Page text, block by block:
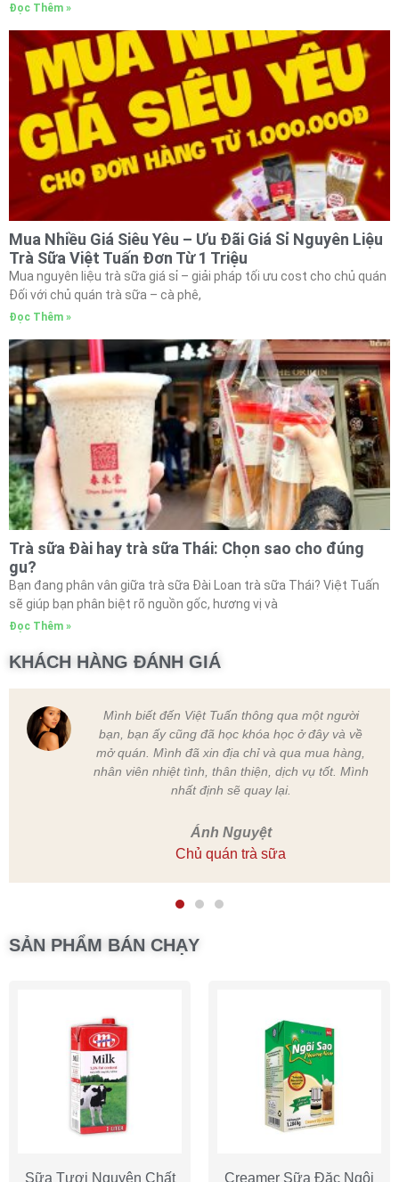
Đọc Thêm »
Mua Nhiều Giá Siêu Yêu – Ưu Đãi Giá Sỉ Nguyên Liệu
Trà Sữa Việt Tuấn Đơn Từ 1 Triệu
Mua nguyên liệu trà sữa giá sỉ – giải pháp tối ưu cost cho chủ quán
Đối với chủ quán trà sữa – cà phê,
Đọc Thêm »
Trà sữa Đài hay trà sữa Thái: Chọn sao cho đúng
gu?
Bạn đang phân vân giữa trà sữa Đài Loan trà sữa Thái? Việt Tuấn
sẽ giúp bạn phân biệt rõ nguồn gốc, hương vị và
Đọc Thêm »
KHÁCH HÀNG ĐÁNH GIÁ
Nguyên liệu chất lượng, có chính sách rõ
nên mình cũng rất yên tâm. Ngoài ra thì giá
phải chăng, bảo hành tận tình,nhân viên
thân thiện nữa.
Chủ quán trà chanh
SẢN PHẨM BÁN CHẠY
Sữa Tươi Nguyên Chất Creamer Sữa Đặc Ngôi